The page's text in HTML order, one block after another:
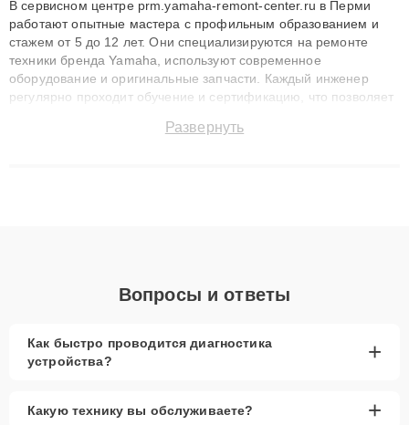
В сервисном центре prm.yamaha-remont-center.ru в Перми
работают опытные мастера с профильным образованием и
стажем от 5 до 12 лет. Они специализируются на ремонте
техники бренда Yamaha, используют современное
оборудование и оригинальные запчасти. Каждый инженер
регулярно проходит обучение и сертификацию, что позволяет
технику с сохранением гарантии до 3 лет. Наши мастера
Развернуть
Вопросы и ответы
Как быстро проводится диагностика
устройства?
+
Какую технику вы обслуживаете? +